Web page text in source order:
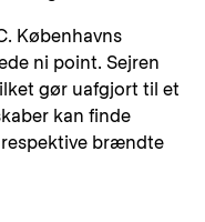
Københavns
ni point. Sejren
gør uafgjort til et
kan finde
brændte